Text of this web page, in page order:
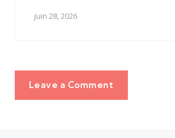
juin 28, 2026
Leave a Comment